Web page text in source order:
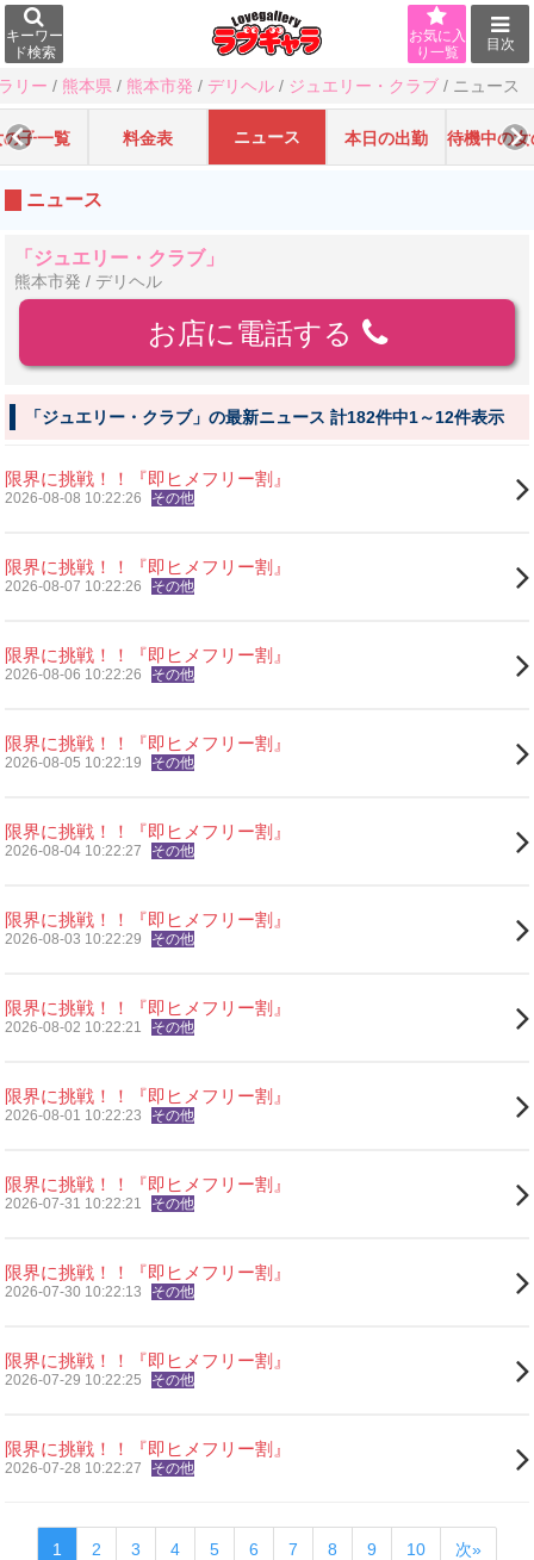
キーワー
ド検索
目次
お気に入
り一覧
リー / 熊本県 / 熊本市発 / デリヘル / ジュエリー・クラブ / ニュース
の子一覧 料金表 ニュース 本日の出勤 待機中の女
ニュース
「ジュエリー・クラブ」
熊本市発 / デリヘル
お店に電話する
「ジュエリー・クラブ」の最新ニュース 計182件中1～12件表示
限界に挑戦！！『即ヒメフリー割』
2026-08-08 10:22:26 その他
限界に挑戦！！『即ヒメフリー割』
2026-08-07 10:22:26 その他
限界に挑戦！！『即ヒメフリー割』
2026-08-06 10:22:26 その他
限界に挑戦！！『即ヒメフリー割』
2026-08-05 10:22:19 その他
限界に挑戦！！『即ヒメフリー割』
2026-08-04 10:22:27 その他
限界に挑戦！！『即ヒメフリー割』
2026-08-03 10:22:29 その他
限界に挑戦！！『即ヒメフリー割』
2026-08-02 10:22:21 その他
限界に挑戦！！『即ヒメフリー割』
2026-08-01 10:22:23 その他
限界に挑戦！！『即ヒメフリー割』
2026-07-31 10:22:21 その他
限界に挑戦！！『即ヒメフリー割』
2026-07-30 10:22:13 その他
限界に挑戦！！『即ヒメフリー割』
2026-07-29 10:22:25 その他
限界に挑戦！！『即ヒメフリー割』
2026-07-28 10:22:27 その他
1 2 3 4 5 6 7 8 9 10 次»